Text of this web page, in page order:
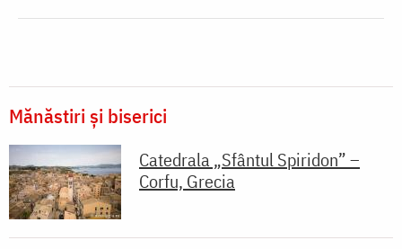
Mănăstiri și biserici
Catedrala „Sfântul Spiridon” –
Corfu, Grecia